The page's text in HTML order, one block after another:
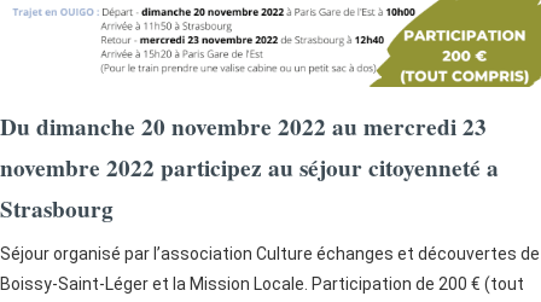
Du dimanche 20 novembre 2022 au mercredi 23
novembre 2022 participez au séjour citoyenneté a
Strasbourg
Séjour organisé par l’association Culture échanges et découvertes de
Boissy-Saint-Léger et la Mission Locale. Participation de 200 € (tout